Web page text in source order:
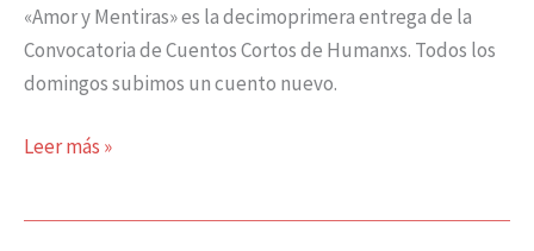
«Amor y Mentiras» es la decimoprimera entrega de la
Convocatoria de Cuentos Cortos de Humanxs. Todos los
domingos subimos un cuento nuevo.
Leer más »